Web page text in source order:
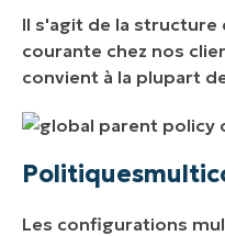
Il s'agit de la structure
courante chez nos
convient à la plupart
Politiques
Les configurations